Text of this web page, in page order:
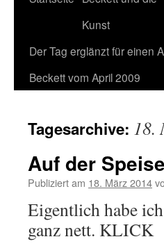
springen
Kunst
Der Tag erglänzt für einen
Beckett vom April 2009
Tagesarchive: 18.
Auf der
Publiziert am 18. März 2014
Eigentlich habe
ganz nett. KLICK